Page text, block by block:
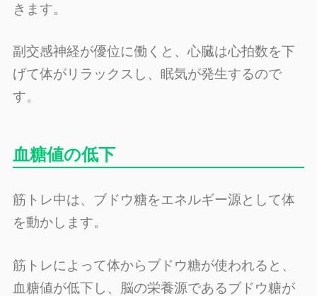
きます。
副交感神経が優位に働くと、心臓は心拍数を下
げて体がリラックスし、眠気が発生するので
す。
血糖値の低下
筋トレ中は、ブドウ糖をエネルギー源として体
を動かします。
筋トレによって体からブドウ糖が使われると、
血糖値が低下し、脳の栄養源であるブドウ糖が